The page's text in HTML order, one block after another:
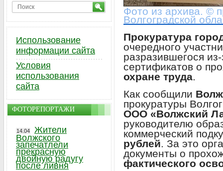
Фото из архива. ©
Волгоградской
Прокуратура
очередного
разразившегося
сертификатов о
охране труда.
Как сообщили
прокуратуры
ООО «Волжский
руководителю
коммерческий
рублей. За это
документы о
фактического
Использование
информации сайта
Условия
использования
сайта
ФОТОРЕПОРТАЖИ
14.04
Жители
Волжского
запечатлели
прекрасную
двойную радугу
после ливня